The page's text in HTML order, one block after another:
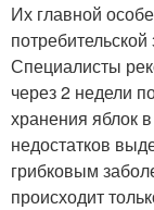
Их главной
Специалисты
через 2 недели
хранения яблок
недостатков
грибковым
происходит